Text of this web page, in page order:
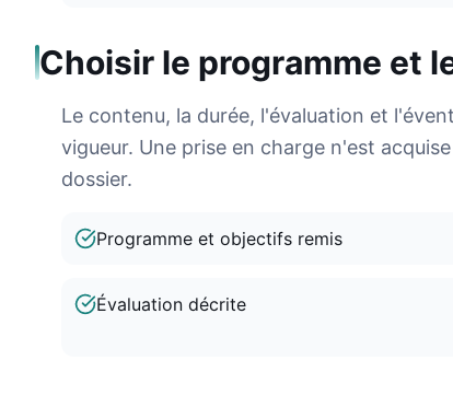
Choisir le programme et
Le contenu, la durée, l'évaluation et
vigueur. Une prise en charge n'est
dossier.
Programme et objectifs remis
Évaluation décrite